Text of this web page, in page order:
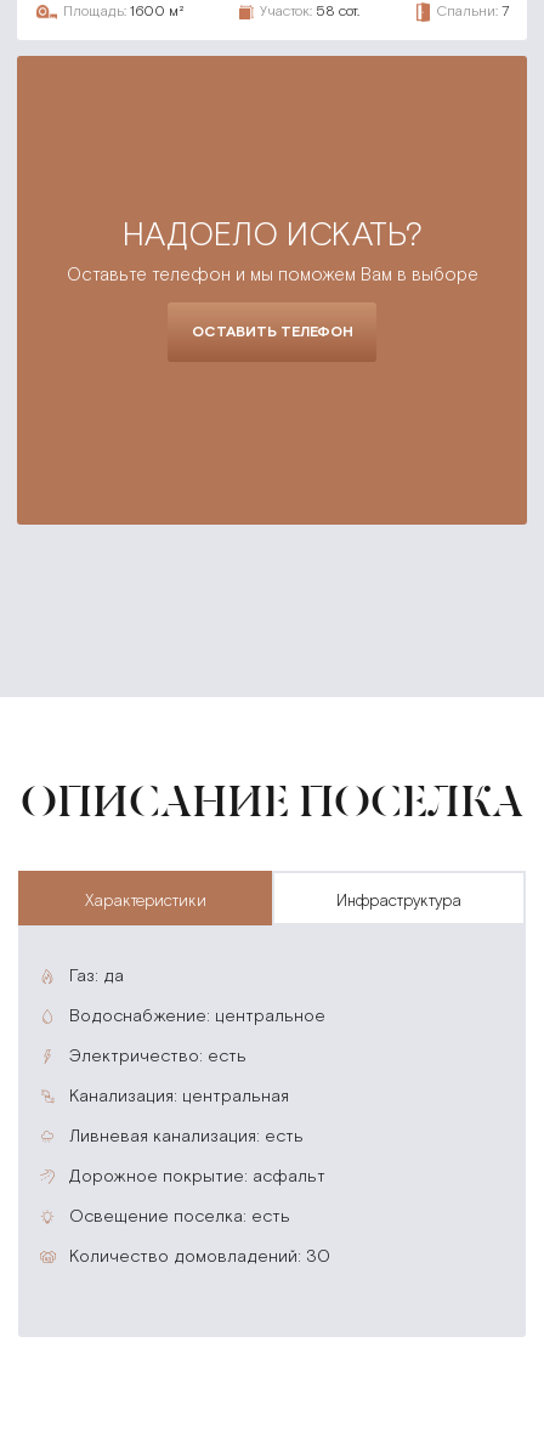
Площадь: 1600 м² Участок: 58 сот. Спальни: 7
НАДОЕЛО ИСКАТЬ?
Оставьте телефон и мы поможем Вам в выборе
ОСТАВИТЬ ТЕЛЕФОН
ОПИСАНИЕ ПОСЕЛКА
характеристики инфраструктура
газ: да
водоснабжение: центральное
электричество: есть
канализация: центральная
ливневая канализация: есть
дорожное покрытие: асфальт
освещение поселка: есть
количество домовладений: 30